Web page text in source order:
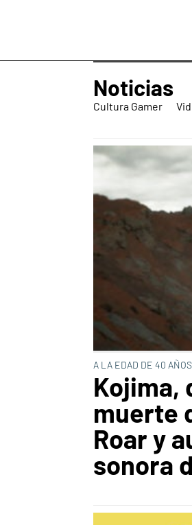
Noticias
Cultura Gamer
A LA EDAD DE 40 AÑOS
Kojima,
muerte
Roar y
sonora